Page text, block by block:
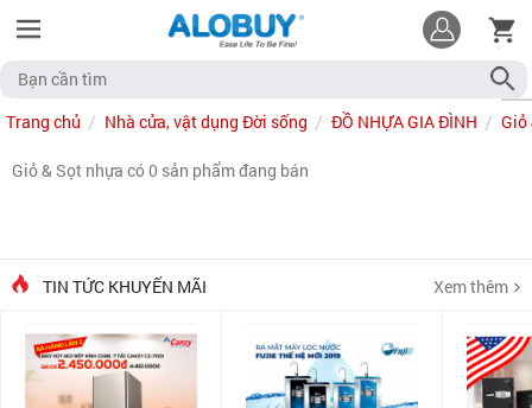
Trang chủ Nhà cửa, vật dụng Đời sống ĐỒ NHỰA GIA ĐÌNH Giỏ
Giỏ & Sọt nhựa có 0 sản phẩm đang bán
TIN TỨC KHUYẾN MÃI Xem thêm